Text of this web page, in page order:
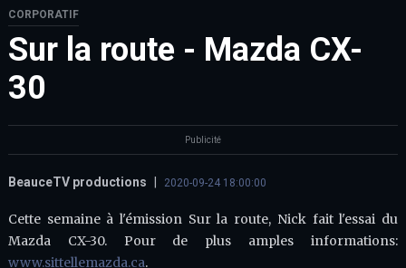
CORPORATIF
Sur la route - Mazda CX-
30
Publicité
BeauceTV productions 2020-09-24 18:00:00
Cette semaine à l'émission Sur la route, Nick fait l'essai du
Mazda CX-30. Pour de plus amples informations:
www.sittellemazda.ca.